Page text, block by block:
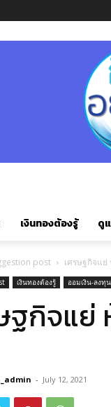
เงินทองต้องรู้ ดู
post เศรษฐกิจแย่
เงินทองต้องรู้ ออมเงิน-ลงทุน
ฐกิจแย่
- July 12, 2021